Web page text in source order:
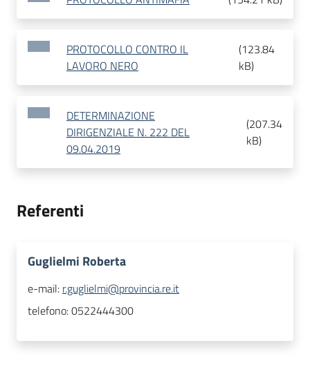
PROTOCOLLO CONTRO IL
LAVORO NERO
(123.84
kB)
DETERMINAZIONE
DIRIGENZIALE N. 222 DEL
09.04.2019
(207.34
kB)
Referenti
Guglielmi Roberta
e-mail: r.guglielmi@provincia.re.it
telefono:0522444300